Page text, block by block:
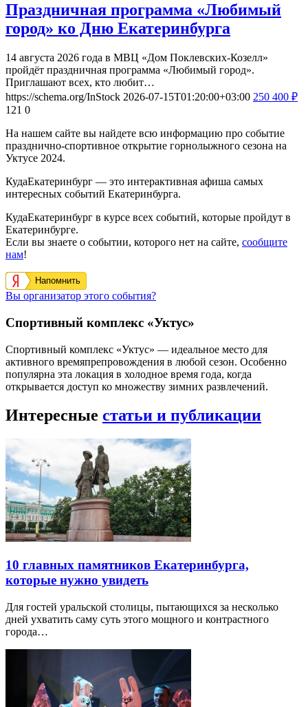
Праздничная программа «Любимый
город» ко Дню Екатеринбурга
14 августа 2026 года в МВЦ «Дом Поклевских‑Козелл»
пройдёт праздничная программа «Любимый город».
Приглашают всех, кто любит…
https://schema.org/InStock 2026-07-15T01:20:00+03:00 250 400 ₽
121 0
На нашем сайте вы найдете всю информацию про событие
празднично-спортивное открытие горнолыжного сезона на
Уктусе 2024.
КудаЕкатеринбург — это интерактивная афиша самых
интересных событий Екатеринбурга.
КудаЕкатеринбург в курсе всех событий, которые пройдут в
Екатеринбурге.
Если вы знаете о событии, которого нет на сайте, сообщите
нам!
Напомнить
Вы организатор этого события?
Спортивный комплекс «Уктус»
Спортивный комплекс «Уктус» — идеальное место для
активного времяпрепровождения в любой сезон. Особенно
популярна эта локация в холодное время года, когда
открывается доступ ко множеству зимних развлечений.
Интересные статьи и публикации
10 главных памятников Екатеринбурга,
которые нужно увидеть
Для гостей уральской столицы, пытающихся за несколько
дней ухватить саму суть этого мощного и контрастного
города…